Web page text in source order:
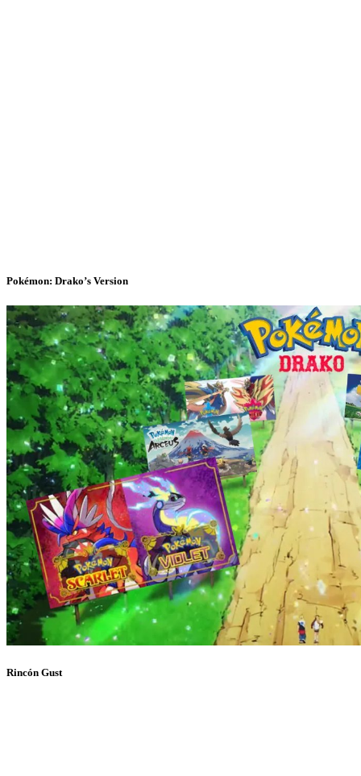
Pokémon: Drako’s Version
Rincón Gust